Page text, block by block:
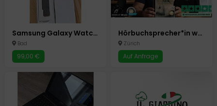
Samsung Galaxy Watch 6
Bad
99,00 €
Hörbuchsprecher*in werden mit Christian Gera – Lebe deine Stimme und verdiene gutes Geld
Zürich
Auf Anfrage